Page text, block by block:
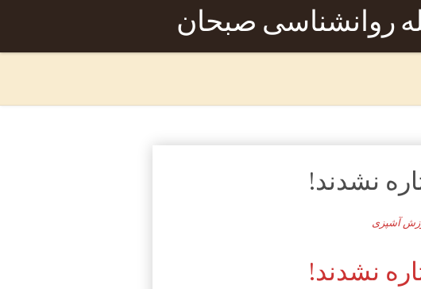
روانشناسی صبحان
نشدند!
آشپزی
نشدند!